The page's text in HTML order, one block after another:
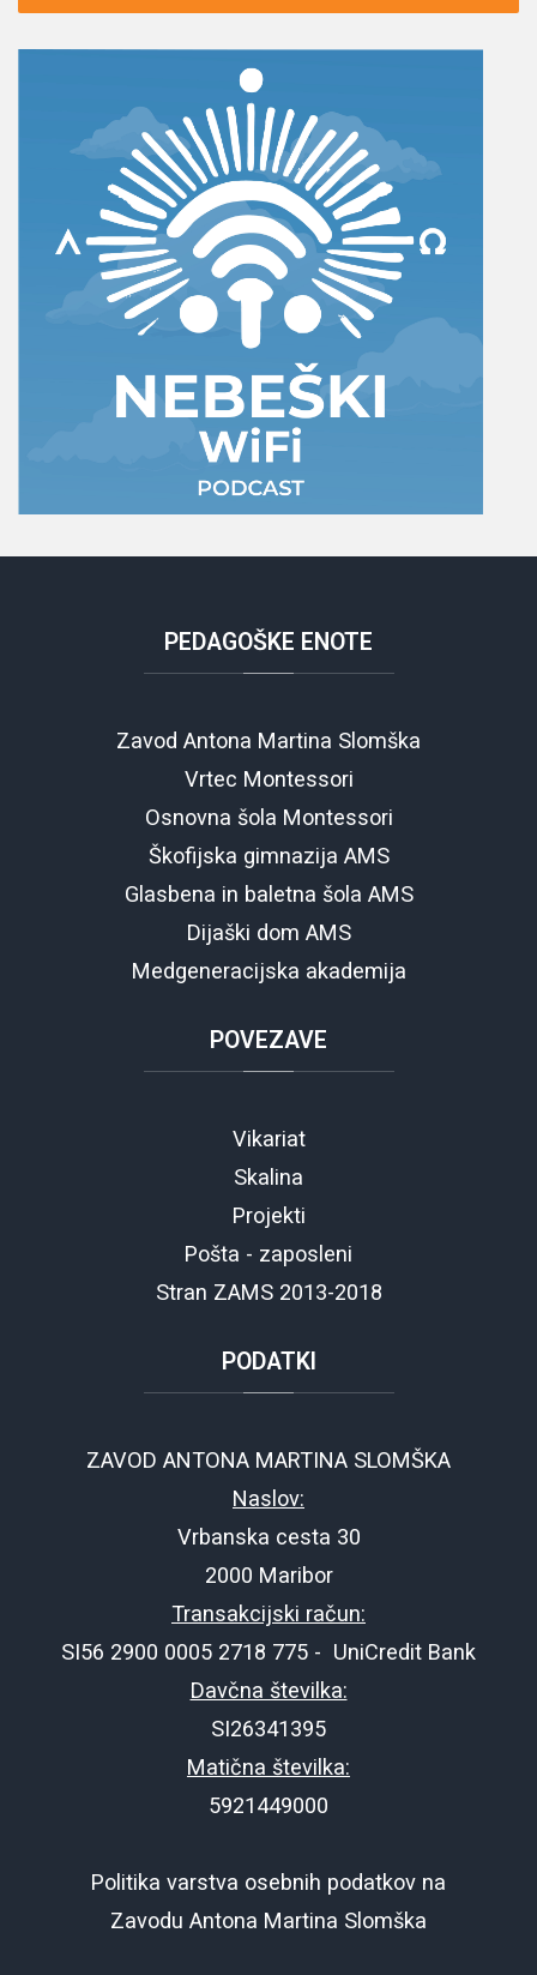
PEDAGOŠKE ENOTE
Zavod Antona Martina Slomška
Vrtec Montessori
Osnovna šola Montessori
Škofijska gimnazija AMS
Glasbena in baletna šola AMS
Dijaški dom AMS
Medgeneracijska akademija
POVEZAVE
Vikariat
Skalina
Projekti
Pošta - zaposleni
Stran ZAMS 2013-2018
PODATKI
ZAVOD ANTONA MARTINA SLOMŠKA
Naslov:
Vrbanska cesta 30
2000 Maribor
Transakcijski račun:
SI56 2900 0005 2718 775 - UniCredit Bank
Davčna številka:
SI26341395
Matična številka:
5921449000
Politika varstva osebnih podatkov na
Zavodu Antona Martina Slomška